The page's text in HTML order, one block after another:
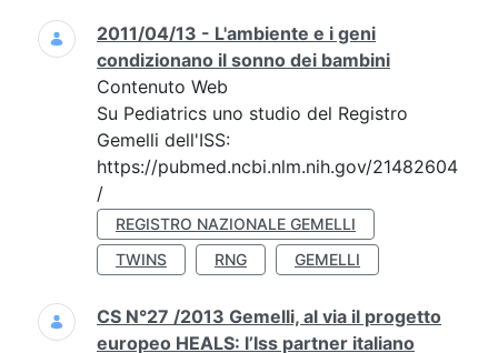
2011/04/13 - L'ambiente e i geni
condizionano il sonno dei bambini
Contenuto Web
Su Pediatrics uno studio del Registro
Gemelli dell'ISS:
https://pubmed.ncbi.nlm.nih.gov/21482604
/
REGISTRO NAZIONALE GEMELLI
TWINS
RNG GEMELLI
CS N°27 /2013 Gemelli, al via il progetto
europeo HEALS: l’Iss partner italiano